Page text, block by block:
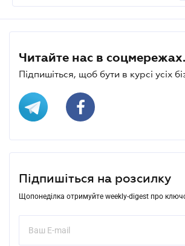
Читайте нас в соцмережах.
Підпишіться, щоб бути в курсі усіх
Підпишіться на розсилку
Щопонеділка отримуйте weekly-digest про